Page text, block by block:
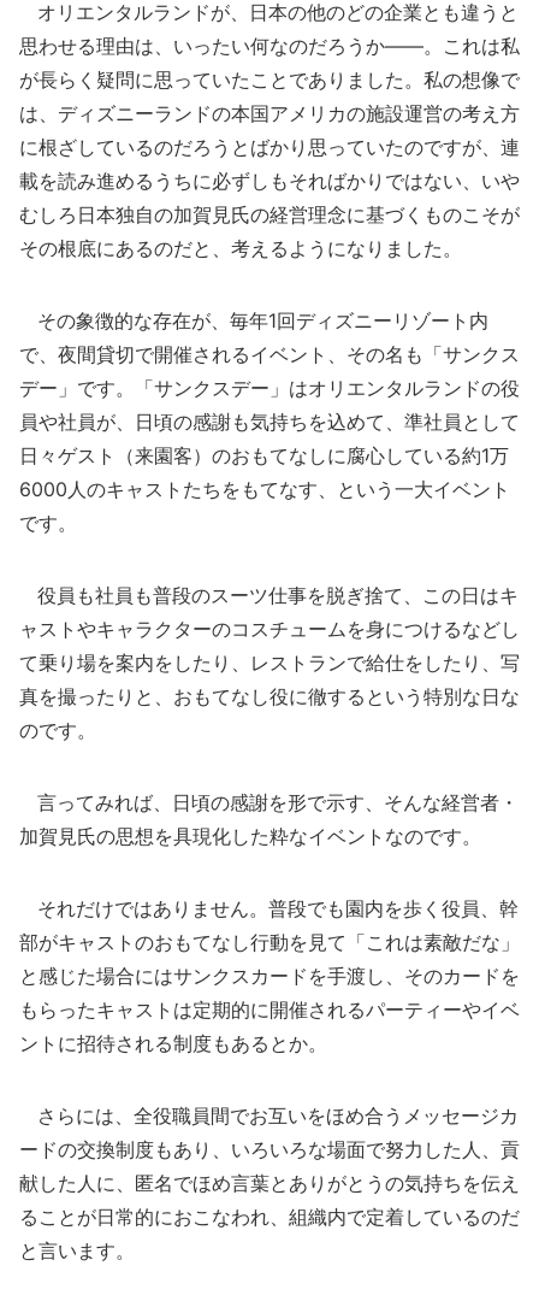
オリエンタルランドが、日本の他のどの企業とも違うと
思わせる理由は、いったい何なのだろうか――。これは私
が長らく疑問に思っていたことでありました。私の想像で
は、ディズニーランドの本国アメリカの施設運営の考え方
に根ざしているのだろうとばかり思っていたのですが、連
載を読み進めるうちに必ずしもそればかりではない、いや
むしろ日本独自の加賀見氏の経営理念に基づくものこそが
その根底にあるのだと、考えるようになりました。
その象徴的な存在が、毎年1回ディズニーリゾート内
で、夜間貸切で開催されるイベント、その名も「サンクス
デー」です。「サンクスデー」はオリエンタルランドの役
員や社員が、日頃の感謝も気持ちを込めて、準社員として
日々ゲスト（来園客）のおもてなしに腐心している約1万
6000人のキャストたちをもてなす、という一大イベント
です。
役員も社員も普段のスーツ仕事を脱ぎ捨て、この日はキ
ャストやキャラクターのコスチュームを身につけるなどし
て乗り場を案内をしたり、レストランで給仕をしたり、写
真を撮ったりと、おもてなし役に徹するという特別な日な
のです。
言ってみれば、日頃の感謝を形で示す、そんな経営者・
加賀見氏の思想を具現化した粋なイベントなのです。
それだけではありません。普段でも園内を歩く役員、幹
部がキャストのおもてなし行動を見て「これは素敵だな」
と感じた場合にはサンクスカードを手渡し、そのカードを
もらったキャストは定期的に開催されるパーティーやイベ
ントに招待される制度もあるとか。
さらには、全役職員間でお互いをほめ合うメッセージカ
ードの交換制度もあり、いろいろな場面で努力した人、貢
献した人に、匿名でほめ言葉とありがとうの気持ちを伝え
ることが日常的におこなわれ、組織内で定着しているのだ
と言います。